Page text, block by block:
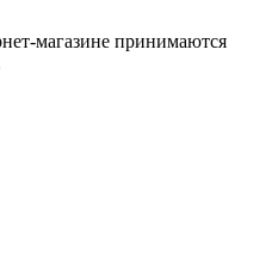
магазине принимаются